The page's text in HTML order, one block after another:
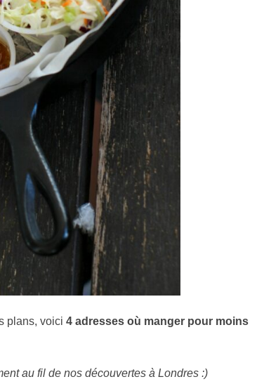
plans, voici 4 adresses où manger pour moins
au fil de nos découvertes à Londres :)